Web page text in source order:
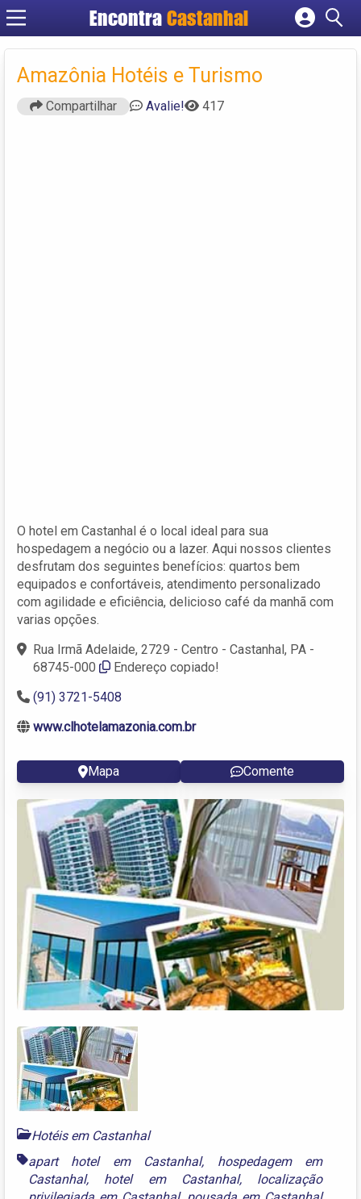
EncontraCastanhal
Cadastrar empresa
Criar conta
Amazônia Hotéis e Turismo
Compartilhar Avalie! 417
O hotel em Castanhal é o local ideal para sua
hospedagem a negócio ou a lazer. Aqui nossos clientes
desfrutam dos seguintes benefícios: quartos bem
equipados e confortáveis, atendimento personalizado
com agilidade e eficiência, delicioso café da manhã com
varias opções.
Rua Irmã Adelaide, 2729 - Centro - Castanhal, PA -
68745-000
Endereço copiado!
(91) 3721-5408
www.clhotelamazonia.com.br
Mapa Comente
Hotéis em Castanhal
apart hotel em Castanhal, hospedagem em
Castanhal, hotel em Castanhal, localização